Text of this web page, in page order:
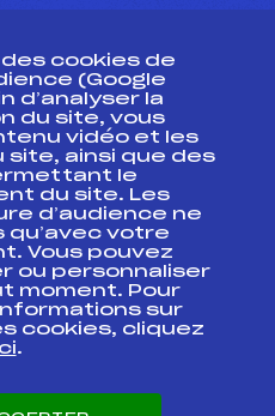
fédéral
Formation, Suivi
cookies de
(Google
d’analyser la
du site, vous
vidéo et les
ainsi que des
le
du site. Les
d’audience ne
votre
Vous pouvez
ou personnaliser
moment. Pour
sur
cookies, cliquez
.